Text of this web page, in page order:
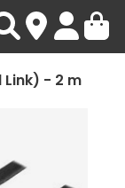
Link) - 2 m